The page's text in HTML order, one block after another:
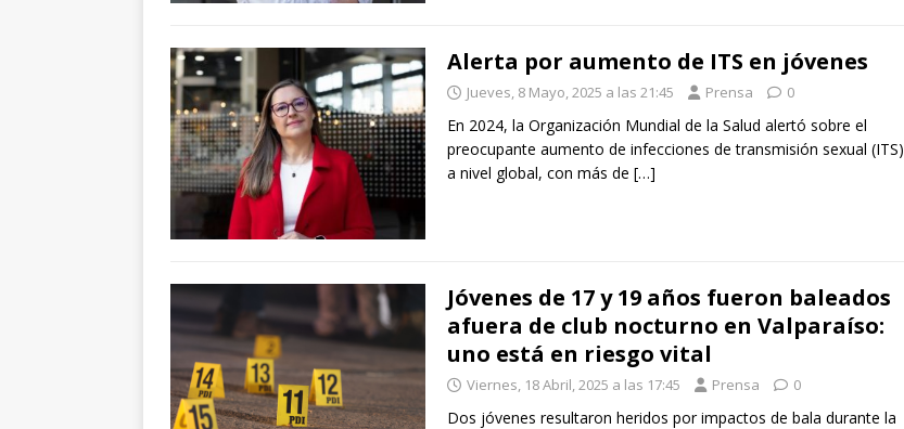
Alerta por aumento de ITS en jóvenes
Jueves, 8 Mayo, 2025 a las 21:45 Prensa 0
En 2024, la Organización Mundial de la Salud alertó sobre el
preocupante aumento de infecciones de transmisión sexual (ITS)
a nivel global, con más de […]
Jóvenes de 17 y 19 años fueron baleados
afuera de club nocturno en Valparaíso:
uno está en riesgo vital
Viernes, 18 Abril, 2025 a las 17:45 Prensa 0
Dos jóvenes resultaron heridos por impactos de bala durante la